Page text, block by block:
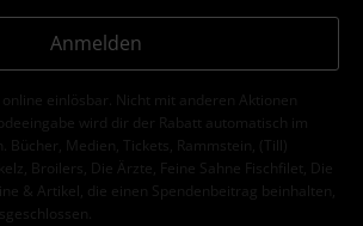
Anmelden
einlösbar. Nicht mit anderen Aktionen
wird dir der Rabatt automatisch im
Bücher, Medien, Tickets, Rammstein, (Till)
Broilers, Die Ärzte, Feine Sahne Fischfilet, Die
& Artikel, die einen Spendenbeitrag beinhalten,